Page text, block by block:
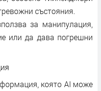
състояния.
за манипулация,
или да дава погрешни
която AI може